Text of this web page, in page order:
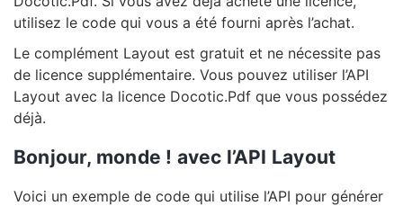
utilisez le code qui vous a été fourni après l’achat.
Le complément Layout est gratuit et ne nécessite pas
de licence supplémentaire. Vous pouvez utiliser l’API
Layout avec la licence Docotic.Pdf que vous possédez
déjà.
Bonjour, monde ! avec l’API Layout
Voici un exemple de code qui utilise l’API pour générer